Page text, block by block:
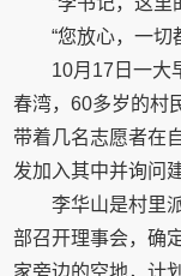
“您放心，一切
10月17日一大
春湾，60多岁的村
带着几名志愿者在
发加入其中并询问
李华山是村里
部召开理事会，确
家旁边的空地，计